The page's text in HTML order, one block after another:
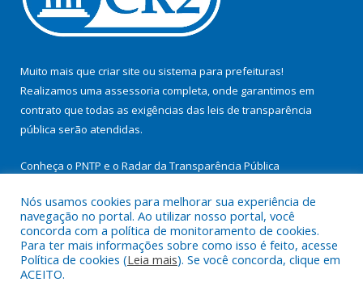
Muito mais que criar site ou sistema para prefeituras!
Realizamos uma assessoria completa, onde garantimos em
contrato que todas as exigências das leis de transparência
pública serão atendidas.
Conheça o PNTP e o Radar da Transparência Pública
Todos os direitos reservados a Prefeitura Municipal de
Cachoeira do Arari.
Nós usamos cookies para melhorar sua experiência de
navegação no portal. Ao utilizar nosso portal, você
concorda com a política de monitoramento de cookies.
Para ter mais informações sobre como isso é feito, acesse
Política de cookies (Leia mais). Se você concorda, clique em
ACEITO.